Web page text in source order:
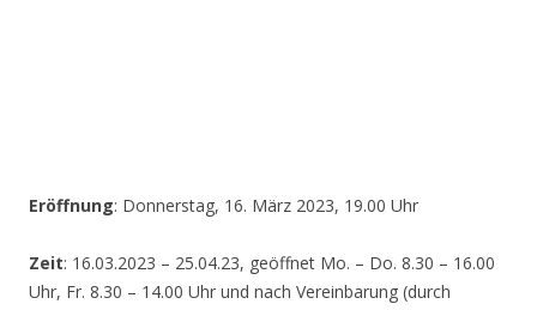
Eröffnung: Donnerstag, 16. März 2023, 19.00 Uhr
Zeit: 16.03.2023 – 25.04.23, geöffnet Mo. – Do. 8.30 – 16.00
Uhr, Fr. 8.30 – 14.00 Uhr und nach Vereinbarung (durch